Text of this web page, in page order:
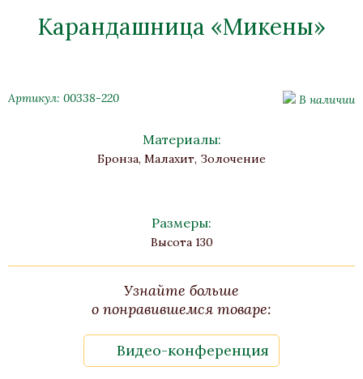
Карандашница «Микены»
Артикул: 00338-220 В наличии
Материалы:
Бронза, Малахит, Золочение
Размеры:
Высота 130
Узнайте больше
о понравившемся товаре:
Видео-конференция